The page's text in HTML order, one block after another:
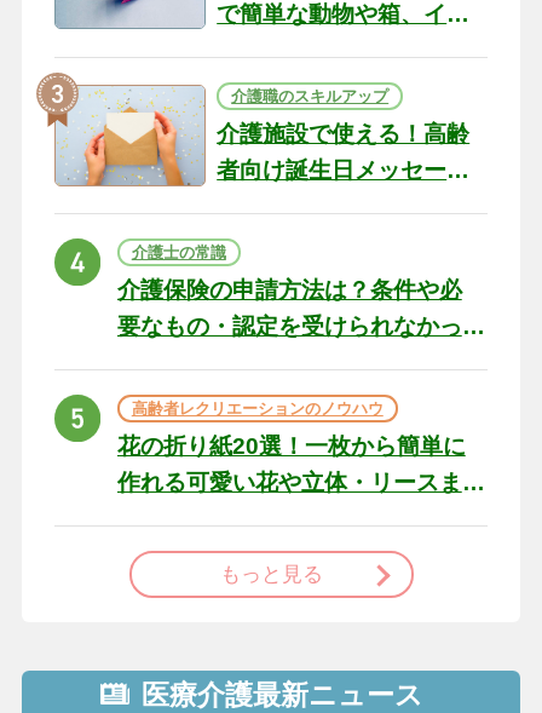
で簡単な動物や箱、イン
テリアになる作品まで
介護職のスキルアップ
介護施設で使える！高齢
者向け誕生日メッセージ
の例文と書き方のポイン
ト
介護士の常識
介護保険の申請方法は？条件や必
要なもの・認定を受けられなかっ
た場合の対処法
高齢者レクリエーションのノウハウ
花の折り紙20選！一枚から簡単に
作れる可愛い花や立体・リースま
で
もっと見る
医療介護最新ニュース